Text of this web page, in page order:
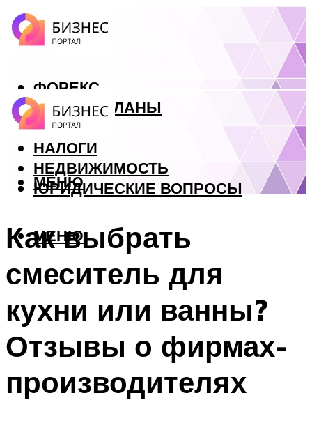
ФОРЕКС
БИЗНЕС ПЛАНЫ
КРЕДИТЫ
НАЛОГИ
НЕДВИЖИМОСТЬ
ЮРИДИЧЕСКИЕ ВОПРОСЫ
МЕНЮ
МЕНЮ
Как выбрать
смеситель для
кухни или ванны?
Отзывы о фирмах-
производителях